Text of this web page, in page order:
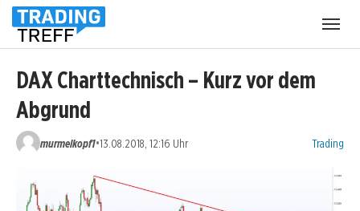
DAX Charttechnisch – Kurz vor dem
Abgrund
murmelkopf1•13.08.2018, 12:16 Uhr Kategorien:
Trading